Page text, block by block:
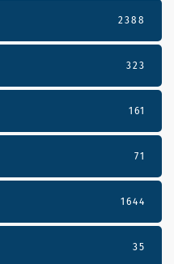
2388
323
161
71
1644
35